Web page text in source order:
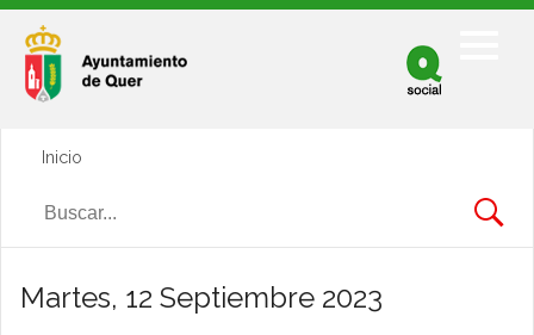
Inicio
Martes, 12 Septiembre 2023